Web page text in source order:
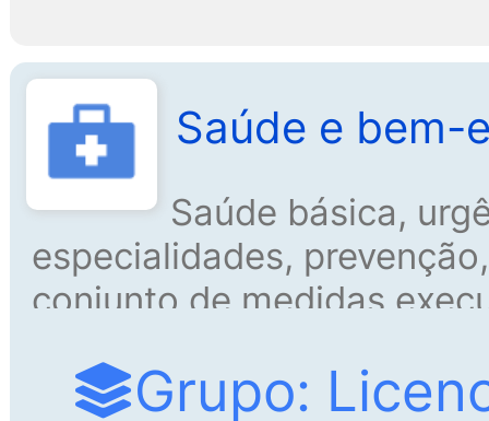
Saúde e bem-
Saúde básica,
especialidades,
conjunto de medidas
Prevenção, controle e
Grupo: